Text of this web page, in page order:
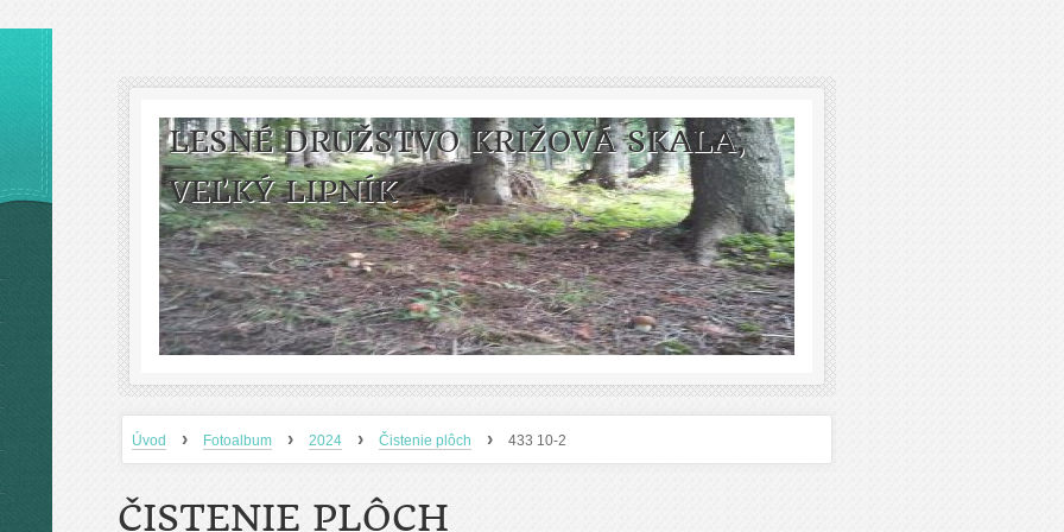
LESNÉ DRUŽSTVO KRIŽOVÁ SKALA,
VEĽKÝ LIPNÍK
Úvod › Fotoalbum › 2024 › Čistenie plôch › 433 10-2
ČISTENIE PLÔCH